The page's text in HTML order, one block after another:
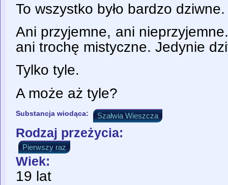
To wszystko było bardzo dziwne.
Ani przyjemne, ani
ani trochę mistyczne. Jedynie
Tylko tyle.
A może aż tyle?
Substancja wiodąca: Szałwia Wieszcza
Rodzaj przeżycia:
Pierwszy raz
Wiek:
19 lat